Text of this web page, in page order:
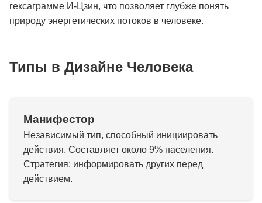
гексаграмме И-Цзин, что позволяет глубже понять
природу энергетических потоков в человеке.
Типы в Дизайне Человека
Манифестор
Независимый тип, способный инициировать
действия. Составляет около 9% населения.
Стратегия: информировать других перед
действием.